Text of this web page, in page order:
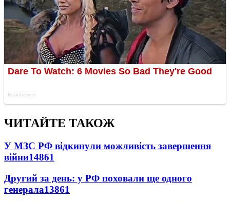
ЧИТАЙТЕ ТАКОЖ
У МЗС РФ відкинули можливість завершення
війни14861
Другий за день: у РФ поховали ще одного
генерала13861